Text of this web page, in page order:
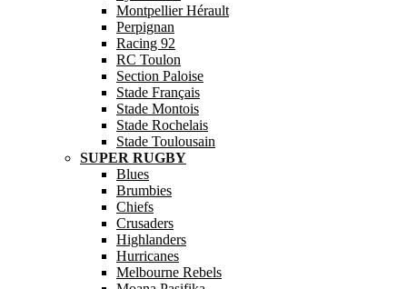
Montpellier Hérault
Perpignan
Racing 92
RC Toulon
Section Paloise
Stade Français
Stade Montois
Stade Rochelais
Stade Toulousain
SUPER RUGBY
Blues
Brumbies
Chiefs
Crusaders
Highlanders
Hurricanes
Melbourne Rebels